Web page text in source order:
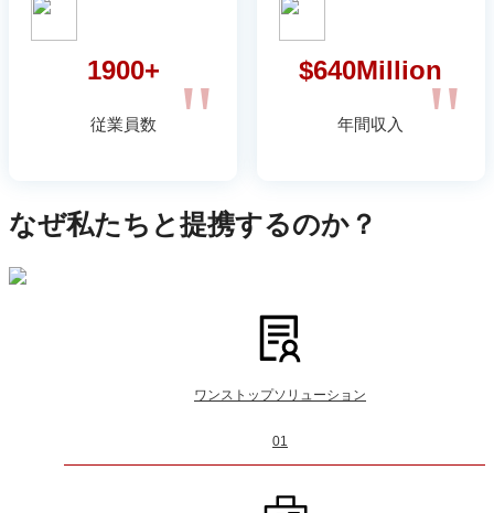
"
1900+
従業員数 "
$640Million
年間収入
なぜ私たちと提携するのか？
ワンストップソリューション
01